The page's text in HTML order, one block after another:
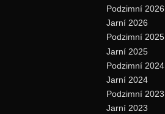
Podzimní 2026
Jarní 2026
Podzimní 2025
Jarní 2025
Podzimní 2024
Jarní 2024
Podzimní 2023
Jarní 2023